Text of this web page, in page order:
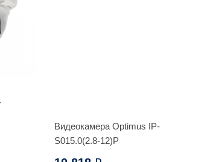
Видеокамера Optimus IP-
S015.0(2.8-12)P